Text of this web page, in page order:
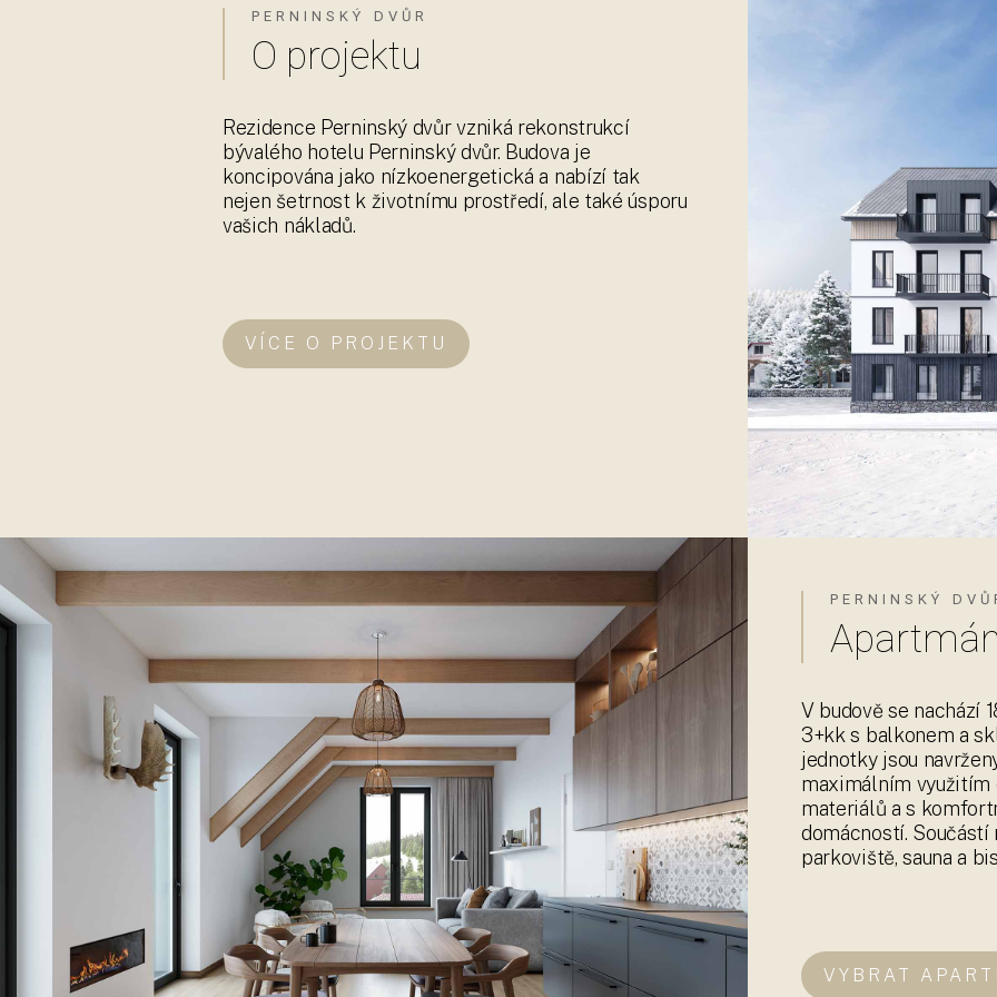
vašich nákladů.
VÍCE O PROJEKTU
PERNINSKÝ
V budově se
3+kk s balkonem a
materiálů a s
domácností.
parkoviště, sauna a
VYBRAT